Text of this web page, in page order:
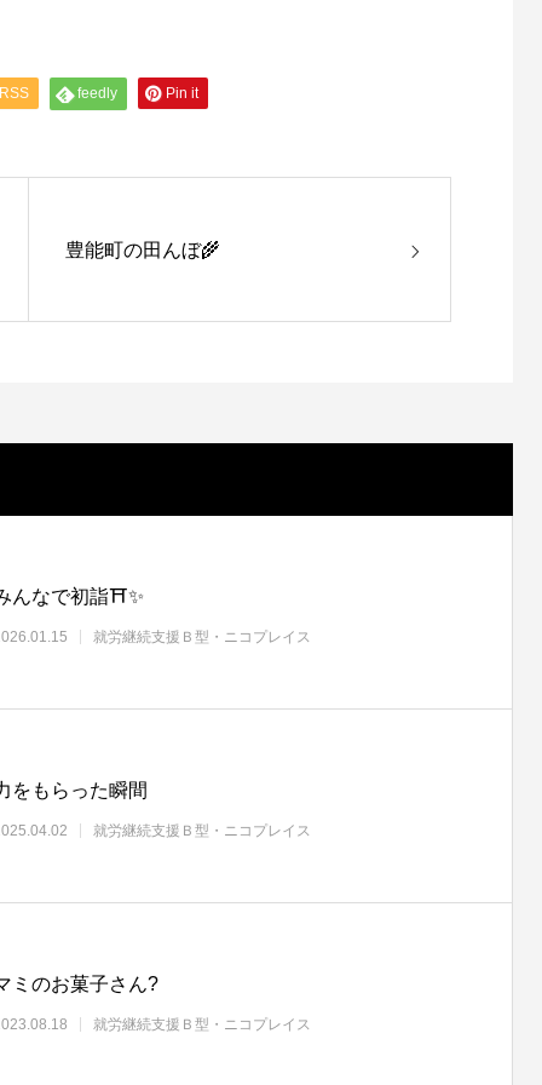
RSS feedly Pin it
豊能町の田んぼ🌾
んなで初詣⛩️✨
就労継続支援Ｂ型・ニコプレイス
をもらった瞬間
就労継続支援Ｂ型・ニコプレイス
ミのお菓子さん?
就労継続支援Ｂ型・ニコプレイス